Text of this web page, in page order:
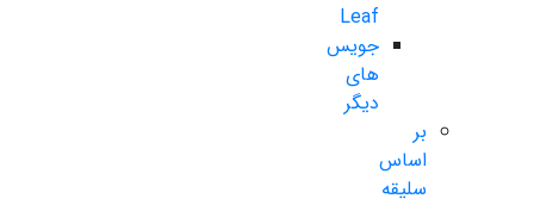
Leaf
جویس
های
دیگر
بر
اساس
سلیقه